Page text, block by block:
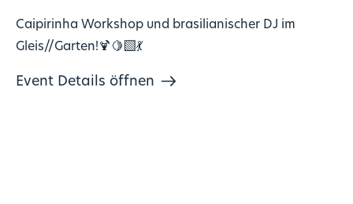
Caipirinha Workshop und brasilianischer DJ im
Gleis//Garten!🍹🍋‍🟩💃
Event Details öffnen